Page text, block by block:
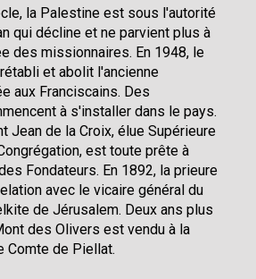
la Palestine est sous l'autorité
qui décline et ne parvient plus à
des missionnaires. En 1948, le
et abolit l'ancienne
aux Franciscains. Des
à s'installer dans le pays.
Jean de la Croix, élue Supérieure
est toute prête à
Fondateurs. En 1892, la prieure
avec le vicaire général du
de Jérusalem. Deux ans plus
des Olivers est vendu à la
Comte de Piellat.